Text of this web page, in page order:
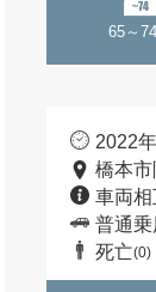
65～
2022
橋本
車両
普通乗
死亡(0)